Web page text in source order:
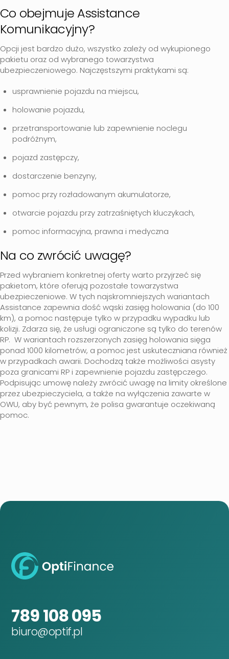
Co obejmuje Assistance
Komunikacyjny?
Opcji jest bardzo dużo, wszystko zależy od wykupionego
pakietu oraz od wybranego towarzystwa
ubezpieczeniowego. Najczęstszymi praktykami są:
usprawnienie pojazdu na miejscu,
holowanie pojazdu,
przetransportowanie lub zapewnienie noclegu
podróżnym,
pojazd zastępczy,
dostarczenie benzyny,
pomoc przy rozładowanym akumulatorze,
otwarcie pojazdu przy zatrzaśniętych kluczykach,
pomoc informacyjna, prawna i medyczna
Na co zwrócić uwagę?
Przed wybraniem konkretnej oferty warto przyjrzeć się
pakietom, które oferują pozostałe towarzystwa
ubezpieczeniowe. W tych najskromniejszych wariantach
Assistance zapewnia dość wąski zasięg holowania (do 100
km), a pomoc następuje tylko w przypadku wypadku lub
kolizji. Zdarza się, że usługi ograniczone są tylko do terenów
RP. W wariantach rozszerzonych zasięg holowania sięga
ponad 1000 kilometrów, a pomoc jest uskuteczniana również
w przypadkach awarii. Dochodzą także możliwości asysty
poza granicami RP i zapewnienie pojazdu zastępczego.
Podpisując umowę należy zwrócić uwagę na limity określone
przez ubezpieczyciela, a także na wyłączenia zawarte w
OWU, aby być pewnym, że polisa gwarantuje oczekiwaną
pomoc.
789 108 095
biuro@optif.pl